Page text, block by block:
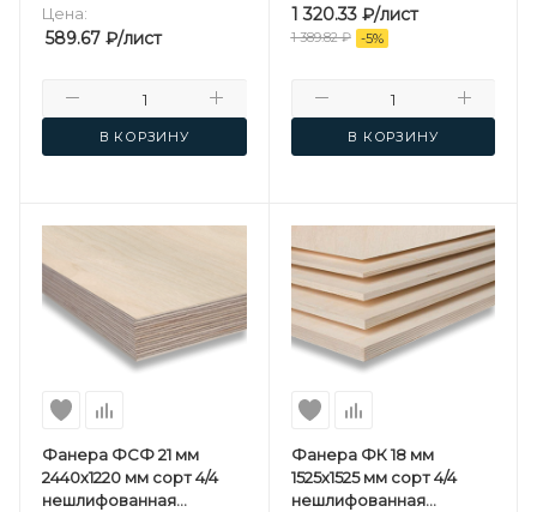
Цена:
589.67 ₽/лист
В КОРЗИНУ
1 320.33₽/лист
1 389.82₽ -5%
В КОРЗИНУ
Фанера ФСФ 21 мм
2440х1220 мм сорт 4/4
нешлифованная
Фанера ФК 18 мм
1525х1525 мм сорт 4/4
нешлифованная